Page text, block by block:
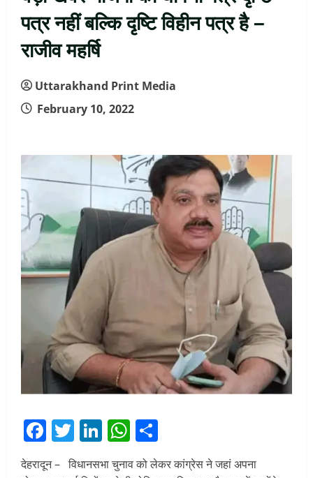
पत्र नहीं बल्कि दृष्टि विहीन पत्र है –
राजीव महर्षि
Uttarakhand Print Media
February 10, 2022
Facebook
Twitter
LinkedIn
WhatsApp
देहरादून – विधानसभा चुनाव को लेकर कांग्रेस ने जहां अपना